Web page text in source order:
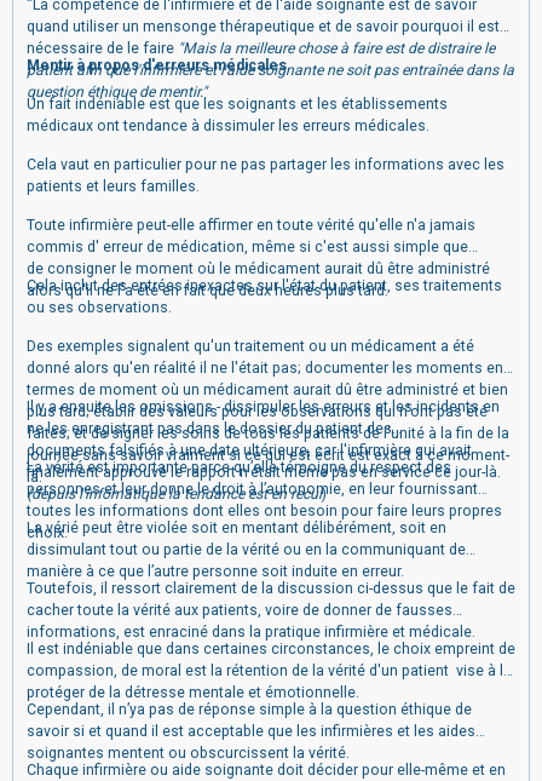
"La compétence de l'infirmière et de l'aide soignante est de savoir
quand utiliser un mensonge thérapeutique et de savoir pourquoi il est
nécessaire de le faire "Mais la meilleure chose à faire est de distraire le
patient afin que l'infirmière et l'aide soignante ne soit pas entraînée dans la
question éthique de mentir."
Mentir à propos d'erreurs médicales
Un fait indéniable est que les soignants et les établissements
médicaux ont tendance à dissimuler les erreurs médicales.
Cela vaut en particulier pour ne pas partager les informations avec les
patients et leurs familles.
Toute infirmière peut-elle affirmer en toute vérité qu'elle n'a jamais
commis d' erreur de médication, même si c'est aussi simple que
de consigner le moment où le médicament aurait dû être administré
alors qu'il ne l'a été en fait que deux heures plus tard.
Cela inclut des entrées inexactes sur l'état du patient, ses traitements
ou ses observations.
Des exemples signalent qu'un traitement ou un médicament a été
donné alors qu'en réalité il ne l'était pas; documenter les moments en
termes de moment où un médicament aurait dû être administré et bien
plus tard;établir des valeurs pour les observations qui n'ont pas été
faites;et de signer les soins de tous les patients de l'unité à la fin de la
journée sans savoir vraiment si ce qui est écrit est exact à ce moment-
là.
Il y a ensuite les omissions - dissimuler les erreurs et les incidents en
ne les enregistrant pas dans le dossier du patient.des
documents falsifiés à une date ultérieure, car l'infirmière qui avait
finalement approuvé le rapport n'était même pas en service ce jour-là.
(depuis l'infomatique la tendance est en recul)
La vérité est importante parce qu’elle témoigne du respect des
personnes et leur donne le droit à l’autonomie, en leur fournissant
toutes les informations dont elles ont besoin pour faire leurs propres
choix.
La vérié peut être violée soit en mentant délibérément, soit en
dissimulant tout ou partie de la vérité ou en la communiquant de
manière à ce que l’autre personne soit induite en erreur.
Toutefois, il ressort clairement de la discussion ci-dessus que le fait de
cacher toute la vérité aux patients, voire de donner de fausses
informations, est enraciné dans la pratique infirmière et médicale.
Il est indéniable que dans certaines circonstances, le choix empreint de
compassion, de moral est la rétention de la vérité d'un patient vise à le
protéger de la détresse mentale et émotionnelle.
Cependant, il n’ya pas de réponse simple à la question éthique de
savoir si et quand il est acceptable que les infirmières et les aides
soignantes mentent ou obscurcissent la vérité.
Chaque infirmière ou aide soignante doit décider pour elle-même et en